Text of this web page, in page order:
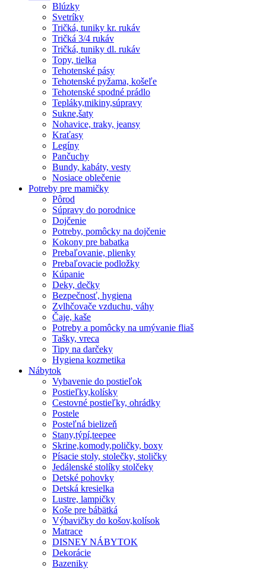
Blúzky
Svetríky
Tričká, tuniky kr. rukáv
Tričká 3/4 rukáv
Tričká, tuniky dl. rukáv
Topy, tielka
Tehotenské pásy
Tehotenské pyžama, košeľe
Tehotenské spodné prádlo
Tepláky,mikiny,súpravy
Sukne,šaty
Nohavice, traky, jeansy
Kraťasy
Legíny
Pančuchy
Bundy, kabáty, vesty
Nosiace oblečenie
Potreby pre mamičky
Pôrod
Súpravy do porodnice
Dojčenie
Potreby, pomôcky na dojčenie
Kokony pre babatka
Prebaľovanie, plienky
Prebaľovacie podložky
Kúpanie
Deky, dečky
Bezpečnosť, hygiena
Zvlhčovače vzduchu, váhy
Čaje, kaše
Potreby a pomôcky na umývanie fliaš
Tašky, vreca
Tipy na darčeky
Hygiena kozmetika
Nábytok
Vybavenie do postieľok
Postieľky,kolísky
Cestovné postieľky, ohrádky
Postele
Posteľná bielizeň
Stany,týpí,teepee
Skrine,komody,poličky, boxy
Písacie stoly, stolečky, stoličky
Jedálenské stolíky stolčeky
Detské pohovky
Detská kresielka
Lustre, lampičky
Koše pre bábätká
Výbavičky do košov,kolísok
Matrace
DISNEY NÁBYTOK
Dekorácie
Bazeniky